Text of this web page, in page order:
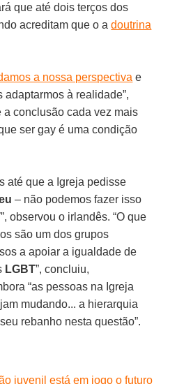
que até dois terços dos
acreditam que o adoutrina
a nossa perspectiva e
adaptarmos à realidade”,
a conclusão cada vez mais
ser gay é uma condição
até que a Igreja pedisse
– não podemos fazer isso
”, observou o irlandês. “O que
são um dos grupos
a apoiar a igualdade de
LGBT”, concluiu,
“as pessoas na Igreja
mudando... a hierarquia
rebanho nesta questão”.
juvenil está em jogo o futuro